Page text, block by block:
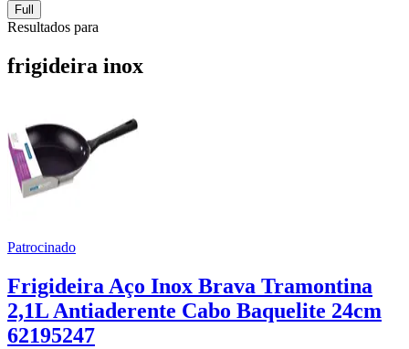
Full
Resultados para
frigideira inox
Patrocinado
Frigideira Aço Inox Brava Tramontina
2,1L Antiaderente Cabo Baquelite 24cm
62195247